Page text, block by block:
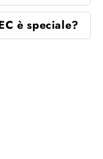
è speciale?